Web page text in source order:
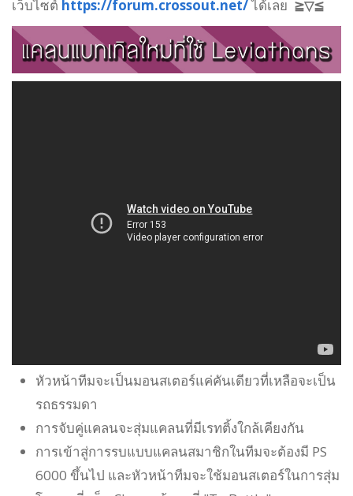
เว็บไซต์ https://forum.crossout.net/ได้เลย ≧▽≦
หัวหน้าทีมจะเป็นมอนสเตอร์แค่คันเดียวที่เหลือจะเป็น
รถธรรมดา
การจับคู่แคลนจะสุ่มแคลนที่มีเรทติ้งใกล้เคียงกัน
การเข้าสู่การรบแบบแคลนสมาชิกในทีมจะต้องมี PS
6000 ขึ้นไป และหัวหน้าทีมจะใช้มอนสเตอร์ในการสุ่ม